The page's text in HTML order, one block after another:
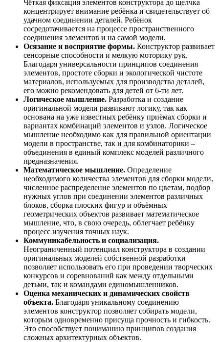
Чёткая фиксация элементов конструктора до щелчка
концентрирует внимание ребёнка и свидетельствует об
удачном соединении деталей. Ребёнок
сосредотачивается на процессе пространственного
соединения элементов и на самой модели.
Осязание и восприятие формы. Конструктор развивает
сенсорные способности и мелкую моторику рук.
Благодаря универсальности принципов соединения
элементов, простоте сборки и экологической чистоте
материалов, используемых для производства деталей,
его можно рекомендовать для детей от 6-ти лет.
Логическое мышление. Разработка и создание
оригинальной модели развивают логику, так как
основана на уже известных ребёнку приёмах сборки и
вариантах комбинаций элементов и узлов. Логическое
мышление необходимо как для правильной ориентации
модели в пространстве, так и для комбинаторики –
объединения в единый комплекс моделей различного
предназначения.
Математическое мышление. Определение
необходимого количества элементов для сборки модели,
численное распределение элементов по цветам, подбор
нужных углов при соединении элементов различных
блоков, сборка плоских фигур и объёмных
геометрических объектов развивает математическое
мышление, что, в свою очередь, облегчает ребёнку
процесс изучения точных наук.
Коммуникабельность и социализация.
Неограниченный потенциал конструктора в создании
оригинальных моделей собственной разработки
позволяет использовать его при проведении творческих
конкурсов и соревнований как между отдельными
детьми, так и командами единомышленников.
Оценка механических и динамических свойств
объекта. Благодаря уникальному соединению
элементов конструктор позволяет собирать модели,
которым одновременно присуща прочность и гибкость.
Это способствует пониманию принципов создания
сложных архитектурных объектов.